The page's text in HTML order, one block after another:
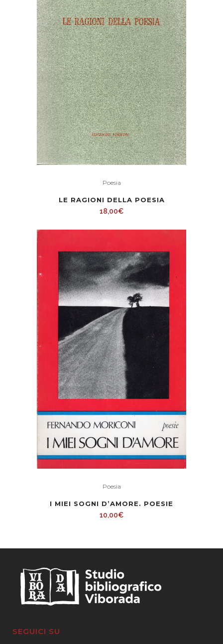
Poesia
LE RAGIONI DELLA POESIA
18,00€
Poesia
I MIEI SOGNI D’AMORE. POESIE
10,00€
SEGUICI SU